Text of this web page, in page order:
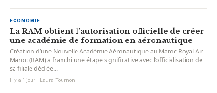
ECONOMIE
La RAM obtient l’autorisation officielle de créer
une académie de formation en aéronautique
Création d’une Nouvelle Académie Aéronautique au Maroc Royal Air
Maroc (RAM) a franchi une étape significative avec l’officialisation de
sa filiale dédiée...
Il y a 1 jour · Laura Tournon